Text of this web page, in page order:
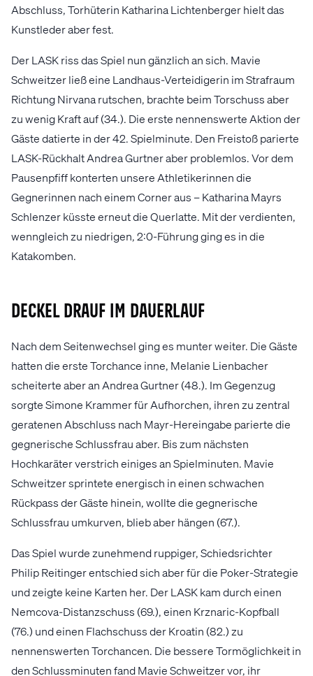
Abschluss, Torhüterin Katharina Lichtenberger hielt das
Kunstleder aber fest.
Der LASK riss das Spiel nun gänzlich an sich. Mavie
Schweitzer ließ eine Landhaus-Verteidigerin im Strafraum
Richtung Nirvana rutschen, brachte beim Torschuss aber
zu wenig Kraft auf (34.). Die erste nennenswerte Aktion der
Gäste datierte in der 42. Spielminute. Den Freistoß parierte
LASK-Rückhalt Andrea Gurtner aber problemlos. Vor dem
Pausenpfiff konterten unsere Athletikerinnen die
Gegnerinnen nach einem Corner aus – Katharina Mayrs
Schlenzer küsste erneut die Querlatte. Mit der verdienten,
wenngleich zu niedrigen, 2:0-Führung ging es in die
Katakomben.
Deckel drauf im Dauerlauf
Nach dem Seitenwechsel ging es munter weiter. Die Gäste
hatten die erste Torchance inne, Melanie Lienbacher
scheiterte aber an Andrea Gurtner (48.). Im Gegenzug
sorgte Simone Krammer für Aufhorchen, ihren zu zentral
geratenen Abschluss nach Mayr-Hereingabe parierte die
gegnerische Schlussfrau aber. Bis zum nächsten
Hochkaräter verstrich einiges an Spielminuten. Mavie
Schweitzer sprintete energisch in einen schwachen
Rückpass der Gäste hinein, wollte die gegnerische
Schlussfrau umkurven, blieb aber hängen (67.).
Das Spiel wurde zunehmend ruppiger, Schiedsrichter
Philip Reitinger entschied sich aber für die Poker-Strategie
und zeigte keine Karten her. Der LASK kam durch einen
Nemcova-Distanzschuss (69.), einen Krznaric-Kopfball
(76.) und einen Flachschuss der Kroatin (82.) zu
nennenswerten Torchancen. Die bessere Tormöglichkeit in
den Schlussminuten fand Mavie Schweitzer vor, ihr